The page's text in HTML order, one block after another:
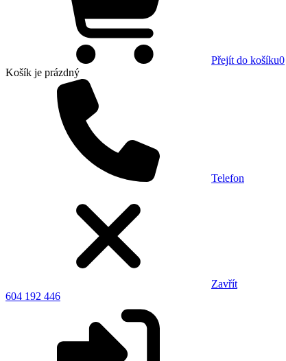
Přejít do košíku0
Košík je prázdný
Telefon
Zavřít
604 192 446